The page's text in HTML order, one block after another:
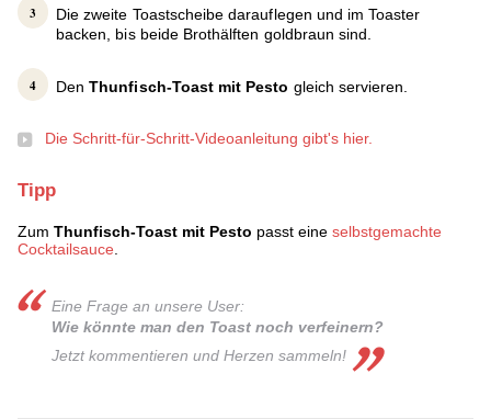
Die zweite Toastscheibe darauflegen und im Toaster
backen, bis beide Brothälften goldbraun sind.
DenThunfisch-Toast mit Pesto gleich servieren.
Die Schritt-für-Schritt-Videoanleitung gibt's hier.
Tipp
Zum Thunfisch-Toast mit Pesto passt eine selbstgemachte
Cocktailsauce.
Eine Frage an unsere User:
Wie könnte man den Toast noch verfeinern?
Jetzt kommentieren und Herzen sammel n!